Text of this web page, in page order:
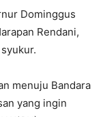
Dominggus
Rendani,
menuju Bandara
yang ingin